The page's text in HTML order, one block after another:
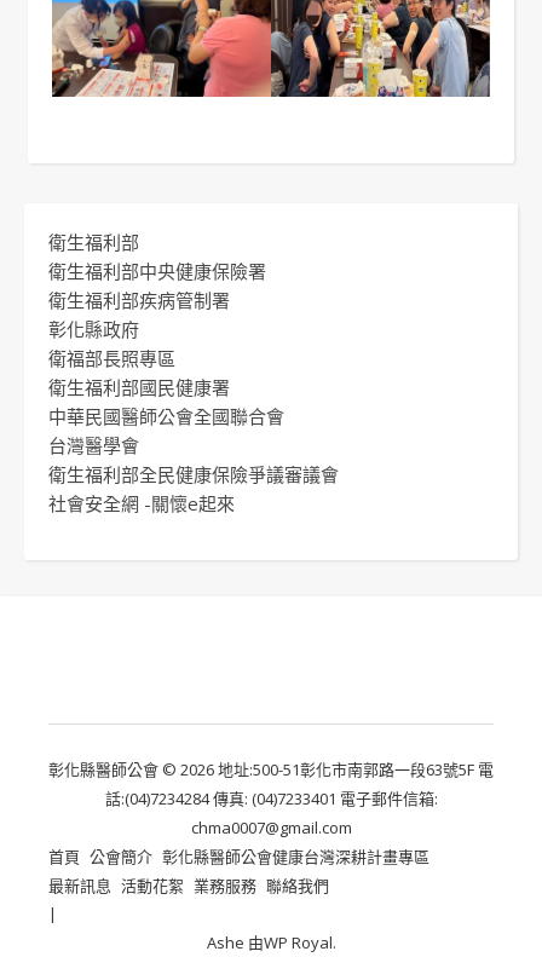
衛生福利部
衛生福利部中央健康保險署
衛生福利部疾病管制署
彰化縣政府
衛福部長照專區
衛生福利部國民健康署
中華民國醫師公會全國聯合會
台灣醫學會
衛生福利部全民健康保險爭議審議會
社會安全網 -關懷e起來
彰化縣醫師公會 © 2026 地址:500-51彰化市南郭路一段63號5F 電
話:(04)7234284 傳真: (04)7233401 電子郵件信箱:
chma0007@gmail.com
首頁 公會簡介 彰化縣醫師公會健康台灣深耕計畫專區
最新訊息 活動花絮 業務服務 聯絡我們
Ashe 由WP Royal.